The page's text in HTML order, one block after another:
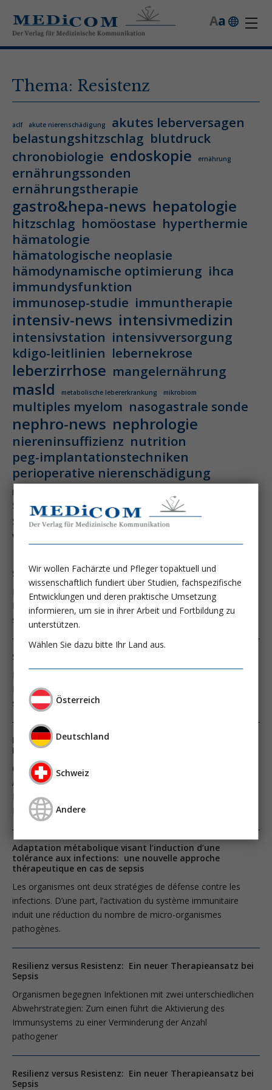
a
A
Thema: Resistenz
aclf akute nierenschädigung
akutes leberversagen
belastungshitzschlag blutdruck
chronobiologie endoskopie ernährung
ernährungssonden
ernährungstherapie
gastro&hepa-news hepatologie
hitzschlag homöostase hyperthermie
hämatologie
hämatologische neoplasie
hämodynamische optimierung ihca
immundysfunktion
immunosep-studie immuntherapie
intensiv-news intensivmedizin
intensivstation intensivversorgung
kdigo-leitlinien lebernekrose
leberzirrhose mangelernährung
masld metabolische lebererkrankung mikrobiom
multiples myelom nasogastrale sonde
nephro-news nephrologie
niereninsuffizienz nutrition
peg-implantationstechniken
perioperative nierenschädigung
pisces-studie
präzisionstherapie
schluckstörung semaglutid
septischer schock surrogatparamenter
vasopressortherapie
Sepsis: Resistenz versus Resilienz
Die Entzündungsantwort und damit die immunvermittelte
Resistenz, die der Eliminierung der kausalen Infektion dient,
stand lange im Fokus der Sepsisforschung.
Sepsis: Resistenz versus Resilienz
Die Entzündungsantwort und damit die immunvermittelte
Resistenz, die der Eliminierung der kausalen Infektion dient,
stand lange im Fokus der Sepsisforschung.
Metabolische Adaptation zur Induktion einer
Infektionstoleranz: Ein neuer Therapieansatz bei Sepsis
Organismen begegnen Infektionen mit zwei unterschiedlichen
Abwehrstrategien: Zum einen führt die Aktivierung des
Immunsystems zu einer Verminderung der Anzahl pathogener
Mikro­organismen.
Adaptation métabolique visant l’induction d’une
tolérance aux infections: une nouvelle approche
thérapeutique en cas de sepsis
Les organismes ont deux stratégies de défense contre les
infections. D’une part, l’activation du système immunitaire
induit une réduction du nombre de micro-organismes
pathogènes.
Resilienz versus Resistenz: Ein neuer Therapieansatz bei
Sepsis
Organismen begegnen Infektionen mit zwei unterschiedlichen
Abwehrstrategien: Zum einen führt die Aktivierung des
Immunsystems zu einer Verminderung der Anzahl
pathogener
Resilienz versus Resistenz: Ein neuer Therapieansatz bei
Sepsis
Wir wollen Fachärzte und Pfleger topaktuell und
wissenschaftlich fundiert über Studien, fachspezifische
Entwicklungen und deren praktische Umsetzung
informieren, um sie in ihrer Arbeit und Fortbildung zu
unterstützen.
Wählen Sie dazu bitte Ihr Land aus.
Österreich
Deutschland
Schweiz
Andere